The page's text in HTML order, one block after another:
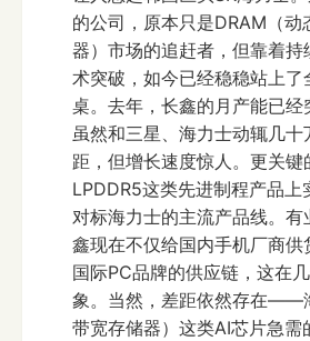
的公司，原本只是DRAM（动
器）市场的追赶者，但靠着
术突破，如今已经稳稳站上
桌。去年，长鑫的月产能已经
虽然和三星、海力士动辄几
距，但增长速度惊人。更关
LPDDR5这类先进制程产品上
对标海力士的主流产品线。有
鑫现在不仅给国内手机厂商供
国际PC品牌的供应链，这在
象。当然，差距依然存在——
带宽存储器）这类AI芯片急需